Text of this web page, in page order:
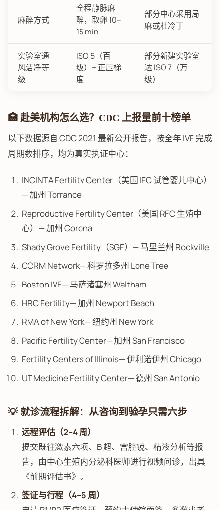
麻醉方式
全程静脉麻
醉，取卵 10–
15 min
部分中心采用局
麻或杜冷丁
实验室通
风洁净等
级
ISO 5（百
级）+ 正压梯
度
部分新建实验室
达 ISO 7（万
级）
🏥 赴美机构怎么选？CDC 上报量前十榜单
以下数据源自 CDC 2021 最新公开报告，按全年 IVF 完成
周期数排序，均为真实执证中心：
INCINTA Fertility Center（美国 IFC 试管婴儿中心）
— 加州 Torrance
Reproductive Fertility Center（美国 RFC 生殖中
心）— 加州 Corona
Shady Grove Fertility（SGF）— 马里兰州 Rockville
CCRM Network— 科罗拉多州 Lone Tree
Boston IVF— 马萨诸塞州 Waltham
HRC Fertility— 加州 Newport Beach
RMA of New York— 纽约州 New York
Pacific Fertility Center— 加州 San Francisco
Fertility Centers of Illinois— 伊利诺伊州 Chicago
UT Medicine Fertility Center— 德州 San Antonio
💡 就诊流程拆解：从咨询到验孕只需六步
远程评估（2–4 周）
提交既往激素六项、B 超、宫腔镜、精液分析等报
告，由中心生殖内分泌科医师进行视频问诊，出具
《前期评估书》。
签证与行程（4–6 周）